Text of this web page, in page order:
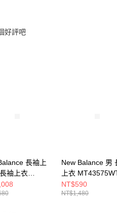
好評吧
長袖上
袖上衣
F
New Balance 男
上衣
NT$590
NT$1,480